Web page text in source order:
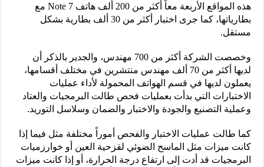
هذه المواقع الأربعة معاً أكثر من 200 ألف هاتف Note 7 مع
بطارياتها، كما جرى اختبار أكثر من 30 ألف بطارية بشكل
مستقل.
وخصصت الشركة أكثر من 700 مهندس، والجدير بالذكر أن
لديها أكثر من 70 ألف مهندس منتشرين في مختلف أقسامها،
يعملون لديها في قسم الهواتف المحمولة لأداء عمليات
الاختبارات التي بدأت بعمليات فحص طالت البرمجيات والعتاد
وعملية التصنيع والجودة والاختبار والضمان وسلاسل التوريد.
كما طالت عمليات الاختبار والفحص أموراً مختلفة مثل فيما إذا
كانت ميزات مثل الماسح الضوئي لقزحية العين أو خوارزميات
البرمجيات قد أدت إلى ارتفاع درجة الحرارة، أو إذا كانت ميزات